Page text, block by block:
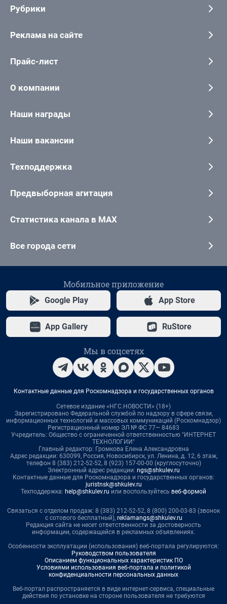
Рубрики
Реклама на сайте
Прайс-лист
О компании
Наши награды
Наши вакансии
Техподдержка
Предвыборная агитация
Статистика канала в MAX
Все города сети
Мобильное приложение
Google Play App Store
App Gallery RuStore
Мы в соцсетях
Контактные данные для Роскомнадзора и государственных органов
Сетевое издание «НГС.НОВОСТИ» (18+)
Зарегистрировано Федеральной службой по надзору в сфере связи,
информационных технологий и массовых коммуникаций (Роскомнадзор)
Регистрационный номер ЭЛ № ФС 77— 84683
Учредитель: Общество с ограниченной ответственностью "ИНТЕРНЕТ
ТЕХНОЛОГИИ"
Главный редактор: Громкова Елена Александровна
Адрес редакции: 630099, Россия, Новосибирск, ул. Ленина, д. 12, 6 этаж,
телефон 8 (383) 212-52-52, 8 (923) 157-00-00 (круглосуточно)
Электронный адрес редакции: ngs@shkulev.ru
Контактные данные для Роскомнадзора и государственных органов:
juristnsk@shkulev.ru
Техподдержка: help@shkulev.ru или воспользуйтесь веб-формой
Связаться с отделом продаж: 8 (383) 212-52-52, 8 (800) 200-03-83 (звонок
с сотового бесплатный), reklamangs@shkulev.ru
Редакция сайта не несет ответственности за достоверность
информации, содержащейся в рекламных объявлениях.
Особенности эксплуатации (использования) веб-портала регулируются:
Руководством пользователя
Описанием функциональных характеристик ПО
Условиями использования веб-портала и политикой
конфиденциальности персональных данных
Веб-портал распространяется в виде интернет-сервиса, специальные
действия по установке на стороне пользователя не требуются